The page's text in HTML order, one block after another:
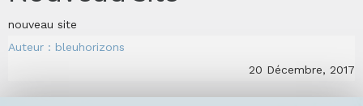
nouveau site
Auteur : bleuhorizons
20 Décembre, 2017